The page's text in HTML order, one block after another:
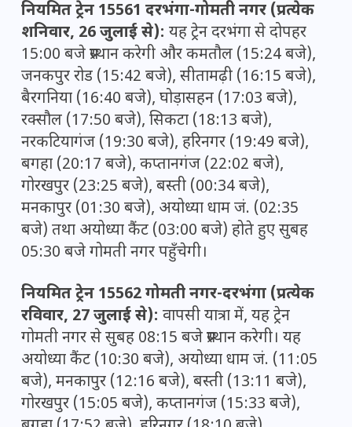
नियमित ट्रेन 15561 दरभंगा-गोमती नगर (प्रत्येक
शनिवार, 26 जुलाई से): यह ट्रेन दरभंगा से दोपहर
15:00 बजे प्रस्थान करेगी और कमतौल (15:24 बजे),
जनकपुर रोड (15:42 बजे), सीतामढ़ी (16:15 बजे),
बैरगनिया (16:40 बजे), घोड़ासहन (17:03 बजे),
रक्सौल (17:50 बजे), सिकटा (18:13 बजे),
नरकटियागंज (19:30 बजे), हरिनगर (19:49 बजे),
बगहा (20:17 बजे), कप्तानगंज (22:02 बजे),
गोरखपुर (23:25 बजे), बस्ती (00:34 बजे),
मनकापुर (01:30 बजे), अयोध्या धाम जं. (02:35
बजे) तथा अयोध्या कैंट (03:00 बजे) होते हुए सुबह
05:30 बजे गोमती नगर पहुँचेगी।
नियमित ट्रेन 15562 गोमती नगर-दरभंगा (प्रत्येक
रविवार, 27 जुलाई से): वापसी यात्रा में, यह ट्रेन
गोमती नगर से सुबह 08:15 बजे प्रस्थान करेगी। यह
अयोध्या कैंट (10:30 बजे), अयोध्या धाम जं. (11:05
बजे), मनकापुर (12:16 बजे), बस्ती (13:11 बजे),
गोरखपुर (15:05 बजे), कप्तानगंज (15:33 बजे),